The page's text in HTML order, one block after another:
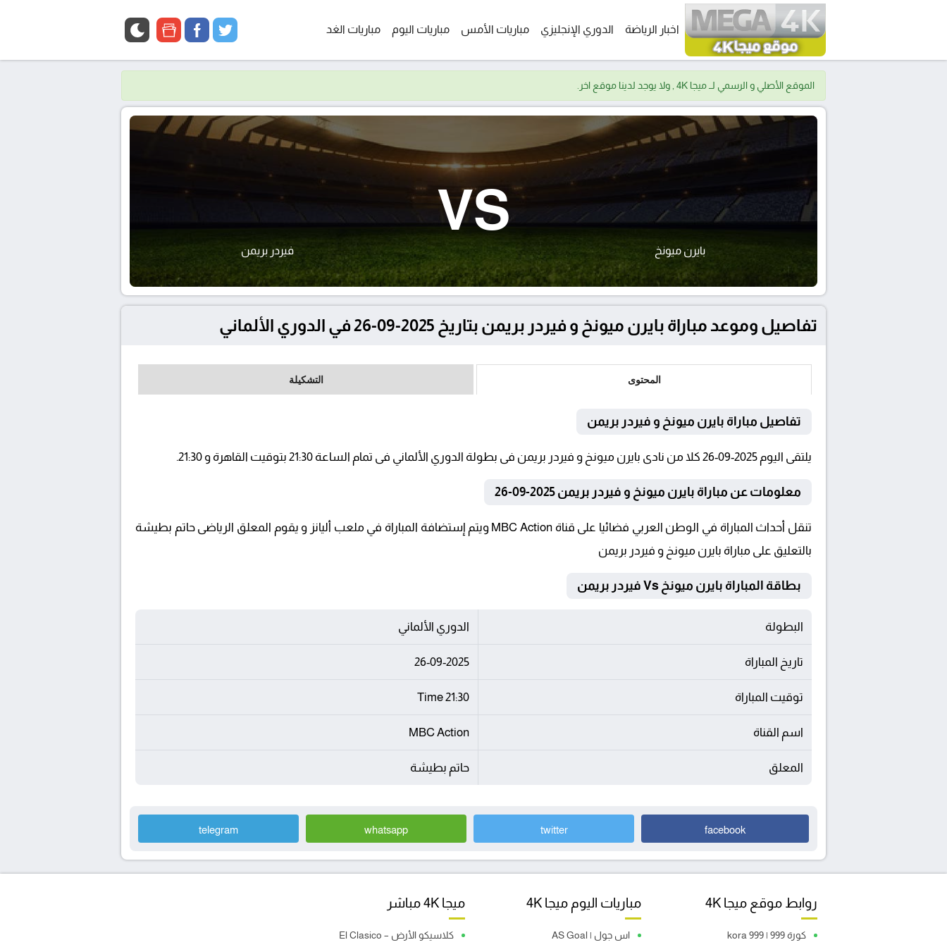
اخبار الرياضة الدوري الإنجليزي مباريات الأمس مباريات اليوم مباريات الغد twitter
facebook
google
الموقع الأصلي و الرسمي لــ ميجا 4K , ولا يوجد لدينا موقع اخر.
بايرن ميونخ
VS
فيردر بريمن
تفاصيل وموعد مباراة بايرن ميونخ و فيردر بريمن بتاريخ 2025-09-26 في الدوري الألماني
المحتوى التشكيلة
تفاصيل مباراة بايرن ميونخ و فيردر بريمن
يلتقى اليوم 2025-09-26 كلا من نادى بايرن ميونخ و فيردر بريمن فى بطولة الدوري الألماني فى تمام الساعة 21:30 بتوقيت القاهرة و 21:30.
معلومات عن مباراة بايرن ميونخ و فيردر بريمن 2025-09-26
تنقل أحداث المباراة في الوطن العربي فضائيا على قناة MBC Action ويتم إستضافة المباراة في ملعب أليانز و يقوم المعلق الرياضى حاتم بطيشة
بالتعليق على مباراة بايرن ميونخ و فيردر بريمن
بطاقة المباراة بايرن ميونخ Vs فيردر بريمن
البطولة الدوري الألماني
تاريخ المباراة 26-09-2025
توقيت المباراة 21:30 Time
اسم القناة MBC Action
المعلق حاتم بطيشة
facebook
twitter
whatsapp
telegram
روابط موقع ميجا 4K
كورة 999 | kora 999
مباريات اليوم ميجا 4K
اس جول | AS Goal
ميجا 4K مباشر
كلاسيكو الأرض – El Clasico